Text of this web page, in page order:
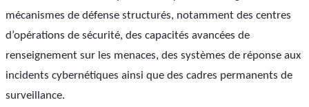
mécanismes de défense structurés, notamment des centres
d’opérations de sécurité, des capacités avancées de
renseignement sur les menaces, des systèmes de réponse aux
incidents cybernétiques ainsi que des cadres permanents de
surveillance.